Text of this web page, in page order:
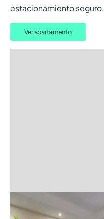
estacionamiento seguro.
Ver apartamento